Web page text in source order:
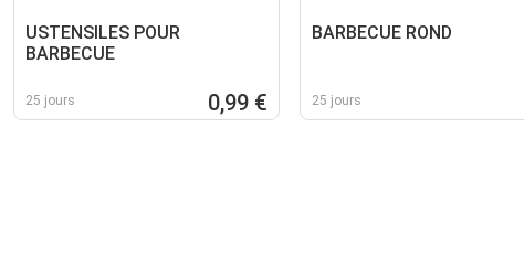
USTENSILES POUR
BARBECUE
25 jours 0,99 €
BARBECUE ROND
25 jours